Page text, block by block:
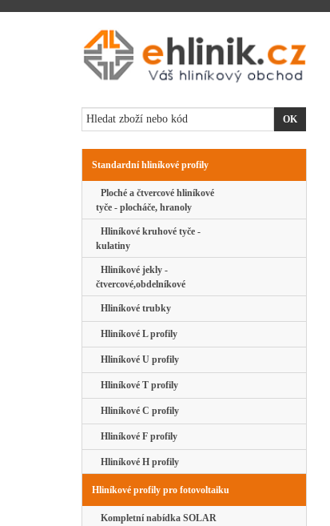
Standardní hliníkové profily
Ploché a čtvercové hliníkové
tyče - plocháče, hranoly
Hliníkové kruhové tyče -
kulatiny
Hliníkové jekly -
čtvercové,obdelníkové
Hliníkové trubky
Hliníkové L profily
Hliníkové U profily
Hliníkové T profily
Hliníkové C profily
Hliníkové F profily
Hliníkové H profily
Hliníkové profily pro fotovoltaiku
Kompletní nabídka SOLAR